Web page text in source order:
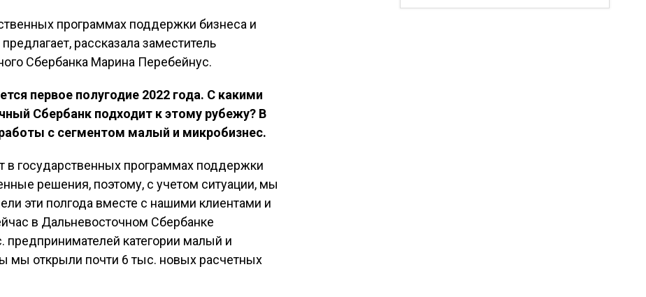
программах поддержки бизнеса и
рассказала заместитель
Сбербанка Марина Перебейнус.
первое полугодие 2022 года. С какими
Сбербанк подходит к этому рубежу? В
с сегментом малый и микробизнес.
в государственных программах поддержки
решения, поэтому, с учетом ситуации, мы
эти полгода вместе с нашими клиентами и
в Дальневосточном Сбербанке
предпринимателей категории малый и
мы открыли почти 6 тыс. новых расчетных